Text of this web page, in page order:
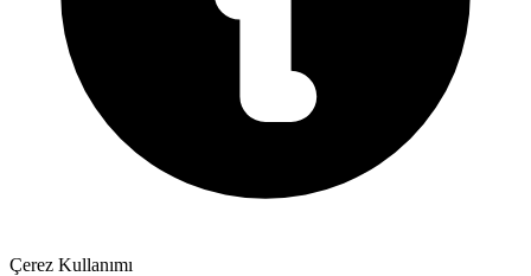
Çerez Kullanımı